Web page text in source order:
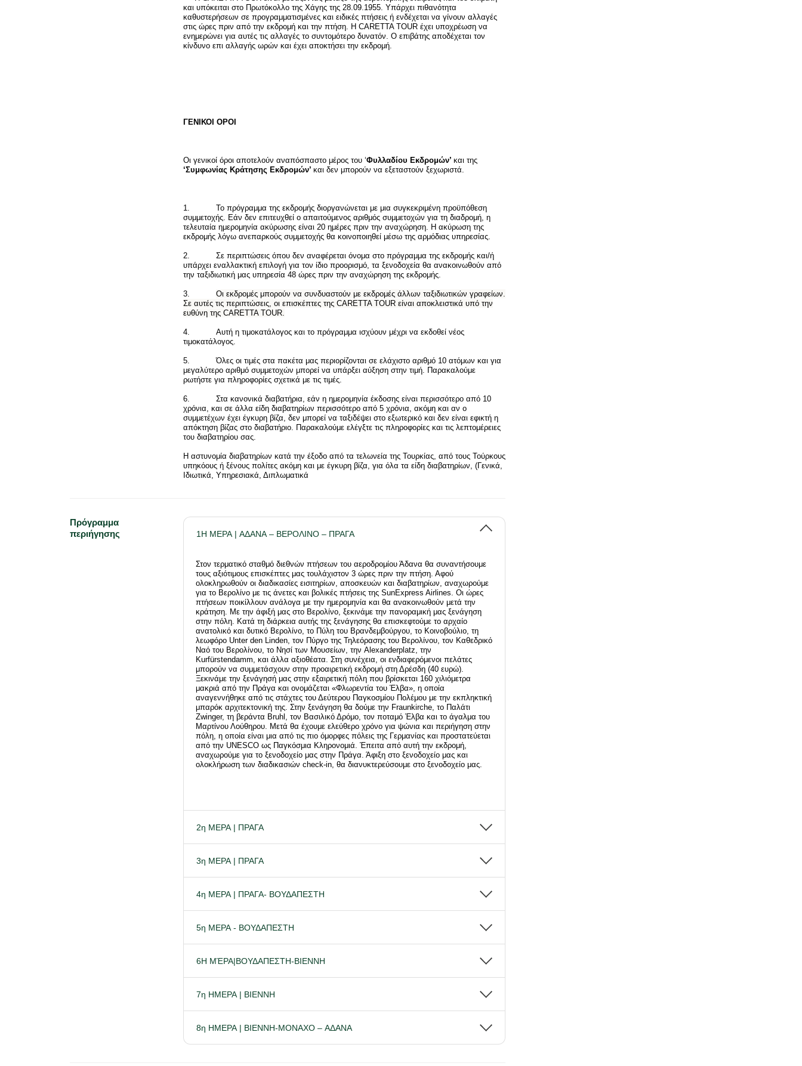
και υπόκειται στο Πρωτόκολλο της Χάγης της 28.09.1955. Υπάρχει πιθανότητα
καθυστερήσεων σε προγραμματισμένες και ειδικές πτήσεις ή ενδέχεται να γίνουν αλλαγές
στις ώρες πριν από την εκδρομή και την πτήση. Η CARETTA TOUR έχει υποχρέωση να
ενημερώνει για αυτές τις αλλαγές το συντομότερο δυνατόν. Ο επιβάτης αποδέχεται τον
κίνδυνο επι αλλαγής ωρών και έχει αποκτήσει την εκδρομή.
ΓΕΝΙΚΟΙ ΟΡΟΙ
Οι γενικοί όροι αποτελούν αναπόσπαστο μέρος του ‘Φυλλαδίου Εκδρομών’ και της
‘Συμφωνίας Κράτησης Εκδρομών’ και δεν μπορούν να εξεταστούν ξεχωριστά.
1. Το πρόγραμμα της εκδρομής διοργανώνεται με μια συγκεκριμένη προϋπόθεση
συμμετοχής. Εάν δεν επιτευχθεί ο απαιτούμενος αριθμός συμμετοχών για τη διαδρομή, η
τελευταία ημερομηνία ακύρωσης είναι 20 ημέρες πριν την αναχώρηση. Η ακύρωση της
εκδρομής λόγω ανεπαρκούς συμμετοχής θα κοινοποιηθεί μέσω της αρμόδιας υπηρεσίας.
2. Σε περιπτώσεις όπου δεν αναφέρεται όνομα στο πρόγραμμα της εκδρομής και/ή
υπάρχει εναλλακτική επιλογή για τον ίδιο προορισμό, τα ξενοδοχεία θα ανακοινωθούν από
την ταξιδιωτική μας υπηρεσία 48 ώρες πριν την αναχώρηση της εκδρομής.
3. Οι εκδρομές μπορούν να συνδυαστούν με εκδρομές άλλων ταξιδιωτικών γραφείων.
Σε αυτές τις περιπτώσεις, οι επισκέπτες της CARETTA TOUR είναι αποκλειστικά υπό την
ευθύνη της CARETTA TOUR.
4. Αυτή η τιμοκατάλογος και το πρόγραμμα ισχύουν μέχρι να εκδοθεί νέος
τιμοκατάλογος.
5. Όλες οι τιμές στα πακέτα μας περιορίζονται σε ελάχιστο αριθμό 10 ατόμων και για
μεγαλύτερο αριθμό συμμετοχών μπορεί να υπάρξει αύξηση στην τιμή. Παρακαλούμε
ρωτήστε για πληροφορίες σχετικά με τις τιμές.
6. Στα κανονικά διαβατήρια, εάν η ημερομηνία έκδοσης είναι περισσότερο από 10
χρόνια, και σε άλλα είδη διαβατηρίων περισσότερο από 5 χρόνια, ακόμη και αν ο
συμμετέχων έχει έγκυρη βίζα, δεν μπορεί να ταξιδέψει στο εξωτερικό και δεν είναι εφικτή η
απόκτηση βίζας στο διαβατήριο. Παρακαλούμε ελέγξτε τις πληροφορίες και τις λεπτομέρειες
του διαβατηρίου σας.
Η αστυνομία διαβατηρίων κατά την έξοδο από τα τελωνεία της Τουρκίας, από τους Τούρκους
υπηκόους ή ξένους πολίτες ακόμη και με έγκυρη βίζα, για όλα τα είδη διαβατηρίων, (Γενικά,
Ιδιωτικά, Υπηρεσιακά, Διπλωματικά
Πρόγραμμα
περιήγησης
1Η ΜΕΡΑ | ΑΔΑΝΑ – ΒΕΡΟΛΙΝΟ – ΠΡΑΓΑ
Στον τερματικό σταθμό διεθνών πτήσεων του αεροδρομίου Άδανα θα συναντήσουμε
τους αξιότιμους επισκέπτες μας τουλάχιστον 3 ώρες πριν την πτήση. Αφού
ολοκληρωθούν οι διαδικασίες εισιτηρίων, αποσκευών και διαβατηρίων, αναχωρούμε
για το Βερολίνο με τις άνετες και βολικές πτήσεις της SunExpress Airlines. Οι ώρες
πτήσεων ποικίλλουν ανάλογα με την ημερομηνία και θα ανακοινωθούν μετά την
κράτηση. Με την άφιξή μας στο Βερολίνο, ξεκινάμε την πανοραμική μας ξενάγηση
στην πόλη. Κατά τη διάρκεια αυτής της ξενάγησης θα επισκεφτούμε το αρχαίο
ανατολικό και δυτικό Βερολίνο, το Πύλη του Βρανδεμβούργου, το Κοινοβούλιο, τη
λεωφόρο Unter den Linden, τον Πύργο της Τηλεόρασης του Βερολίνου, τον Καθεδρικό
Ναό του Βερολίνου, το Νησί των Μουσείων, την Alexanderplatz, την
Kurfürstendamm, και άλλα αξιοθέατα. Στη συνέχεια, οι ενδιαφερόμενοι πελάτες
μπορούν να συμμετάσχουν στην προαιρετική εκδρομή στη Δρέσδη (40 ευρώ).
Ξεκινάμε την ξενάγησή μας στην εξαιρετική πόλη που βρίσκεται 160 χιλιόμετρα
μακριά από την Πράγα και ονομάζεται «Φλωρεντία του Έλβα», η οποία
αναγεννήθηκε από τις στάχτες του Δεύτερου Παγκοσμίου Πολέμου με την εκπληκτική
μπαρόκ αρχιτεκτονική της. Στην ξενάγηση θα δούμε την Fraunkirche, το Παλάτι
Zwinger, τη βεράντα Bruhl, τον Βασιλικό Δρόμο, τον ποταμό Έλβα και το άγαλμα του
Μαρτίνου Λούθηρου. Μετά θα έχουμε ελεύθερο χρόνο για ψώνια και περιήγηση στην
πόλη, η οποία είναι μια από τις πιο όμορφες πόλεις της Γερμανίας και προστατεύεται
από την UNESCO ως Παγκόσμια Κληρονομιά. Έπειτα από αυτή την εκδρομή,
αναχωρούμε για το ξενοδοχείο μας στην Πράγα. Άφιξη στο ξενοδοχείο μας και
ολοκλήρωση των διαδικασιών check-in, θα διανυκτερεύσουμε στο ξενοδοχείο μας.
2η ΜΕΡΑ | ΠΡΑΓΑ
3η ΜΕΡΑ | ΠΡΑΓΑ
4η ΜΕΡΑ | ΠΡΑΓΑ- ΒΟΥΔΑΠΕΣΤΗ
5η ΜΕΡΑ - ΒΟΥΔΑΠΕΣΤΗ
6Η ΜΈΡΑ|ΒΟΥΔΑΠΕΣΤΗ-ΒΙΕΝΝΗ
7η ΗΜΕΡΑ | ΒΙΕΝΝΗ
8η ΗΜΕΡΑ | ΒΙΕΝΝΗ-ΜΟΝΑΧΟ – ΑΔΑΝΑ